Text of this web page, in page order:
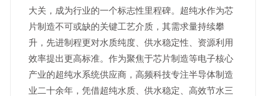
大关，成为行业的一个标志性里程碑。超纯水作为芯
片制造不可或缺的关键工艺介质，其需求量持续攀
升，先进制程更对水质纯度、供水稳定性、资源利用
效率提出更高标准。作为聚焦于芯片制造等电子核心
产业的超纯水系统供应商，高频科技专注半导体制造
业二十余年，凭借超纯水质、供水稳定、高效节水三